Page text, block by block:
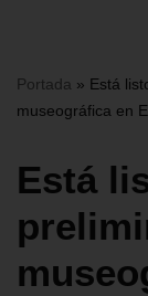
Portada » Está
museográfica en
Está